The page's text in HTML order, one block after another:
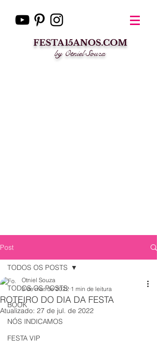
FESTA15ANOS.COM
by Otniel Souza
Post
TODOS OS POSTS
BOOK
NÓS INDICAMOS
FESTA VIP
TODOS OS POSTS
ROTEIRO DO DIA DA FESTA
Otniel Souza
3 de mar. de 2022 1 min de leitura
Atualizado: 27 de jul. de 2022